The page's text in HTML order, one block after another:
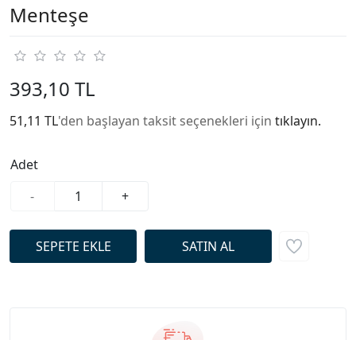
Menteşe
393,10 TL
51,11 TL'den başlayan taksit seçenekleri için tıklayın.
Adet
-
+